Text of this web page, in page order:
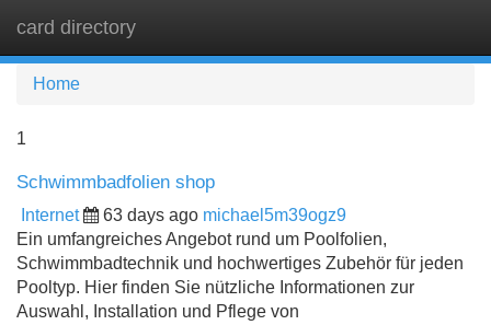
card directory
Home
1
Schwimmbadfolien shop
Internet 63 days ago michael5m39ogz9
Ein umfangreiches Angebot rund um Poolfolien,
Schwimmbadtechnik und hochwertiges Zubehör für jeden
Pooltyp. Hier finden Sie nützliche Informationen zur
Auswahl, Installation und Pflege von